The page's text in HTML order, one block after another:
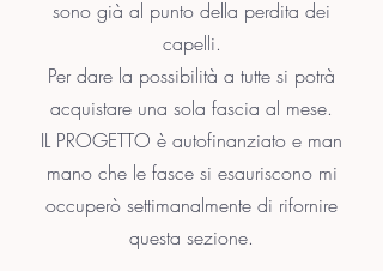
sono già al punto della perdita dei
capelli.
Per dare la possibilità a tutte si potrà
acquistare una sola fascia al mese.
IL PROGETTO è autofinanziato e man
mano che le fasce si esauriscono mi
occuperò settimanalmente di rifornire
questa sezione.